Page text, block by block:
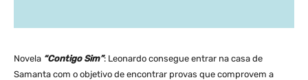
Novela “Contigo Sim”: Leonardo consegue entrar na casa de
Samanta com o objetivo de encontrar provas que comprovem a